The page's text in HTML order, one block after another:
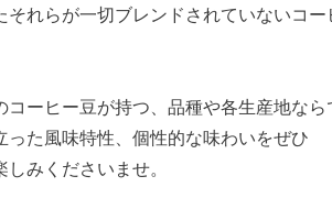
それらが一切ブレンドされていないコー
コーヒー豆が持つ、品種や各生産地なら
った風味特性、個性的な味わいをぜひ
しみくださいませ。